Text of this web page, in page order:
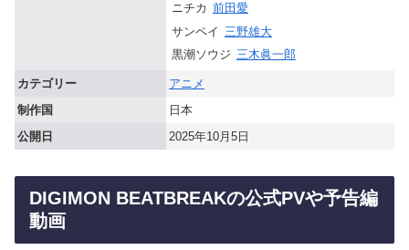
ニチカ 前田愛
サンペイ 三野雄大
黒潮ソウジ 三木眞一郎
カテゴリー
アニメ
制作国
日本
公開日
2025年10月5日
DIGIMON BEATBREAKの公式PVや予告編
動画